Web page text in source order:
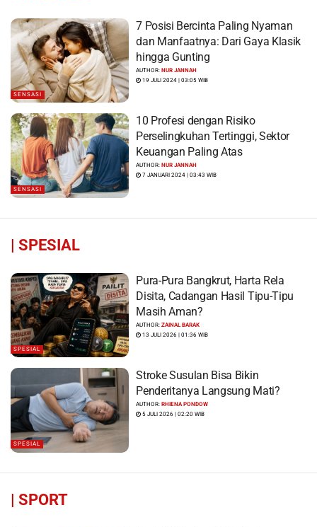
SENSASI
7 Posisi Bercinta Paling Nyaman
dan Manfaatnya: Dari Gaya Klasik
hingga Gunting
AUTHOR:NUR JANNAH
19 JULI 2024 | 03:05 WIB
SENSASI
10 Profesi dengan Risiko
Perselingkuhan Tertinggi, Sektor
Keuangan Paling Atas
AUTHOR:NUR JANNAH
7 JANUARI 2024 | 03:43 WIB
| SPESIAL
SPESIAL
Pura-Pura Bangkrut, Harta Rela
Disita, Cadangan Hasil Tipu-Tipu
Masih Aman?
AUTHOR:ZAINAL BARAK
13 JULI 2026 | 01:36 WIB
SPESIAL
Stroke Susulan Bisa Bikin
Penderitanya Langsung Mati?
AUTHOR:RHIENA PONDOW
5 JULI 2026 | 02:20 WIB
| SPORT